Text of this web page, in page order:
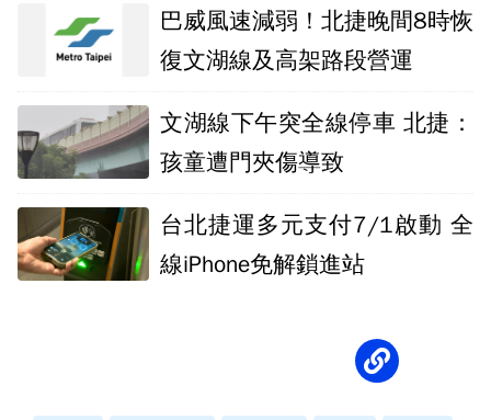
巴威風速減弱！北捷晚間8時恢
復文湖線及高架路段營運
文湖線下午突全線停車 北捷：
孩童遭門夾傷導致
台北捷運多元支付7/1啟動 全
線iPhone免解鎖進站